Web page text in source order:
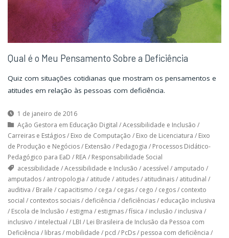
Qual é o Meu Pensamento Sobre a Deficiência
Quiz com situações cotidianas que mostram os pensamentos e
atitudes em relação às pessoas com deficiência.
1 de janeiro de 2016
Ação Gestora em Educação Digital /Acessibilidade e Inclusão /
Carreiras e Estágios/ Eixo de Computação / Eixo de Licenciatura / Eixo
de Produção e Negócios/ Extensão / Pedagogia / Processos Didático-
Pedagógico para EaD / REA/ Responsabilidade Social
acessibilidade /Acessibilidade e Inclusão / acessível / amputado /
amputados/ antropologia / atitude / atitudes/ atitudinais/ atitudinal /
auditiva / Braile / capacitismo / cega / cegas/ cego / cegos/ contexto
social / contextos sociais/ deficiência / deficiências/ educação inclusiva
/ Escola de Inclusão / estigma / estigmas/física / inclusão / inclusiva /
inclusivo / intelectual / LBI / Lei Brasileira de Inclusão da Pessoa com
Deficiência / libras/ mobilidade / pcd / PcDs/ pessoa com deficiência /